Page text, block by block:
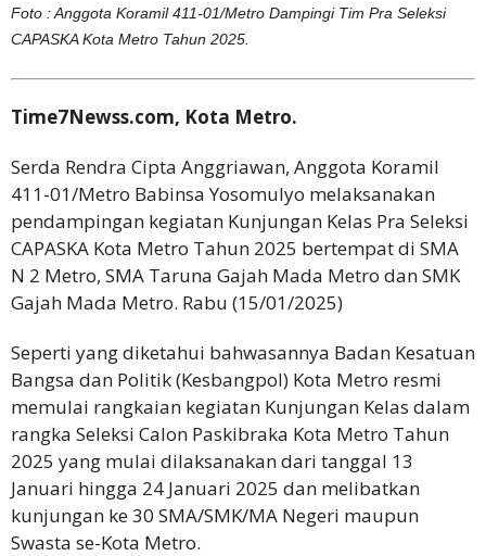
Foto : Anggota Koramil 411-01/Metro Dampingi Tim Pra Seleksi
CAPASKA Kota Metro Tahun 2025.
Time7Newss.com, Kota Metro.
Serda Rendra Cipta Anggriawan, Anggota Koramil
411-01/Metro Babinsa Yosomulyo melaksanakan
pendampingan kegiatan Kunjungan Kelas Pra Seleksi
CAPASKA Kota Metro Tahun 2025 bertempat di SMA
N 2 Metro, SMA Taruna Gajah Mada Metro dan SMK
Gajah Mada Metro. Rabu (15/01/2025)
Seperti yang diketahui bahwasannya Badan Kesatuan
Bangsa dan Politik (Kesbangpol) Kota Metro resmi
memulai rangkaian kegiatan Kunjungan Kelas dalam
rangka Seleksi Calon Paskibraka Kota Metro Tahun
2025 yang mulai dilaksanakan dari tanggal 13
Januari hingga 24 Januari 2025 dan melibatkan
kunjungan ke 30 SMA/SMK/MA Negeri maupun
Swasta se-Kota Metro.